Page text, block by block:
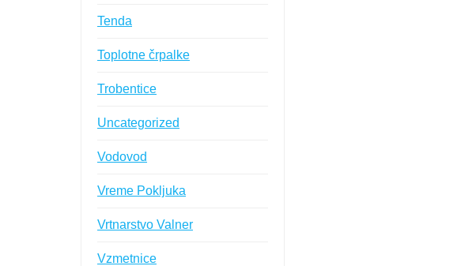
Tenda
Toplotne črpalke
Trobentice
Uncategorized
Vodovod
Vreme Pokljuka
Vrtnarstvo Valner
Vzmetnice